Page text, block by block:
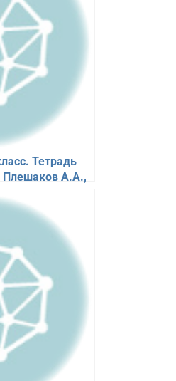
Тетрадь
Плешаков А.А.,